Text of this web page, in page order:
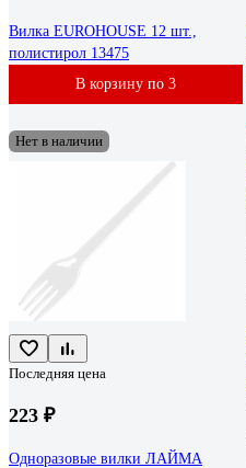
Вилка EUROHOUSE 12 шт.,
полистирол 13475
В корзину по 3
Нет в наличии
Последняя цена
223 ₽
Одноразовые вилки ЛАЙМА